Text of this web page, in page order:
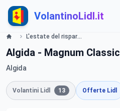
VolantinoLidl.it
L'estate del risparmio. Fino al -50%!! Lidl
Algida - Magnum Classic
Algida
Volantini Lidl 13 Offerte Lidl